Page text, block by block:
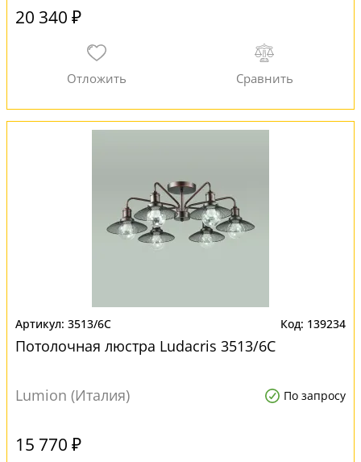
20 340 ₽
3513/6C 139234
Потолочная люстра Ludacris 3513/6C
Lumion (Италия) По запросу
15 770 ₽